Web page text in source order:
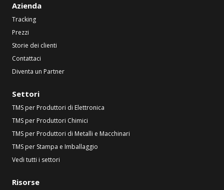
Azienda
Tracking
Prezzi
Storie dei clienti
Contattaci
Diventa un Partner
Settori
TMS per Produttori di Elettronica
TMS per Produttori Chimici
TMS per Produttori di Metalli e Macchinari
TMS per Stampa e Imballaggio
Vedi tutti i settori
Risorse